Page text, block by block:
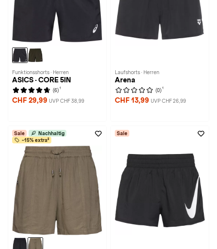
Funktionsshorts · Herren
ASICS · CORE 5IN
(6) 1
CHF 29,99 UVP CHF 38,99
Laufshorts · Herren
Arena
(0) 1
CHF 13,99 UVP CHF 26,99
Sale
Nachhaltig
-15% extra²
Sale